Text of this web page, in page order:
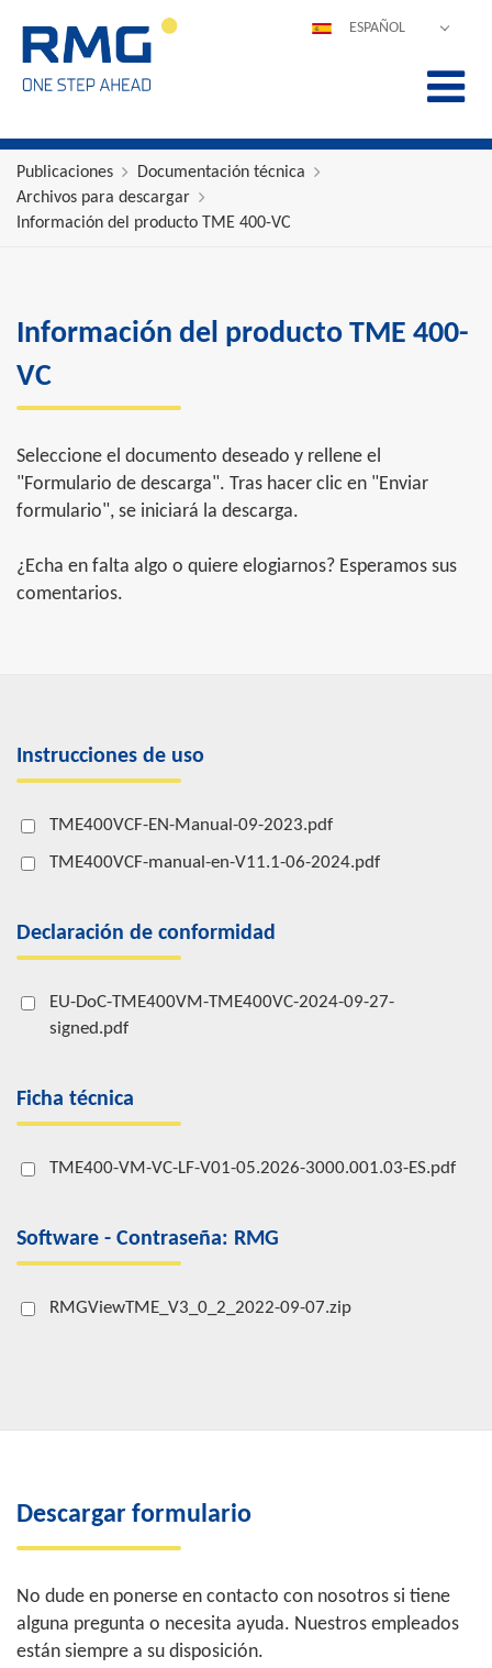
ESPAÑOL
Publicaciones
Documentación técnica
Archivos para descargar
Información del producto TME 400-VC
Información del producto TME 400-
VC
Seleccione el documento deseado y rellene el
"Formulario de descarga". Tras hacer clic en "Enviar
formulario", se iniciará la descarga.
¿Echa en falta algo o quiere elogiarnos? Esperamos sus
comentarios.
Instrucciones de uso
TME400VCF-EN-Manual-09-2023.pdf
TME400VCF-manual-en-V11.1-06-2024.pdf
Declaración de conformidad
EU-DoC-TME400VM-TME400VC-2024-09-27-
signed.pdf
Ficha técnica
TME400-VM-VC-LF-V01-05.2026-3000.001.03-ES.pdf
Software - Contraseña: RMG
RMGViewTME_V3_0_2_2022-09-07.zip
Descargar formulario
No dude en ponerse en contacto con nosotros si tiene
alguna pregunta o necesita ayuda. Nuestros empleados
están siempre a su disposición.